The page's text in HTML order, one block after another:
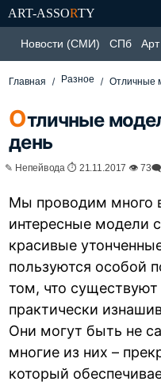
ART-ASSORTY
Новости (СМИ) СПб Арт
Главная Разное Отличные
Отличные
день
✎ Непейвода ⏱ 21.11.2017 👁 73🗨
Мы проводим много
интересные модели
красивые
пользуются особой
том, что
практически
Они могут быть не
многие из них –
который